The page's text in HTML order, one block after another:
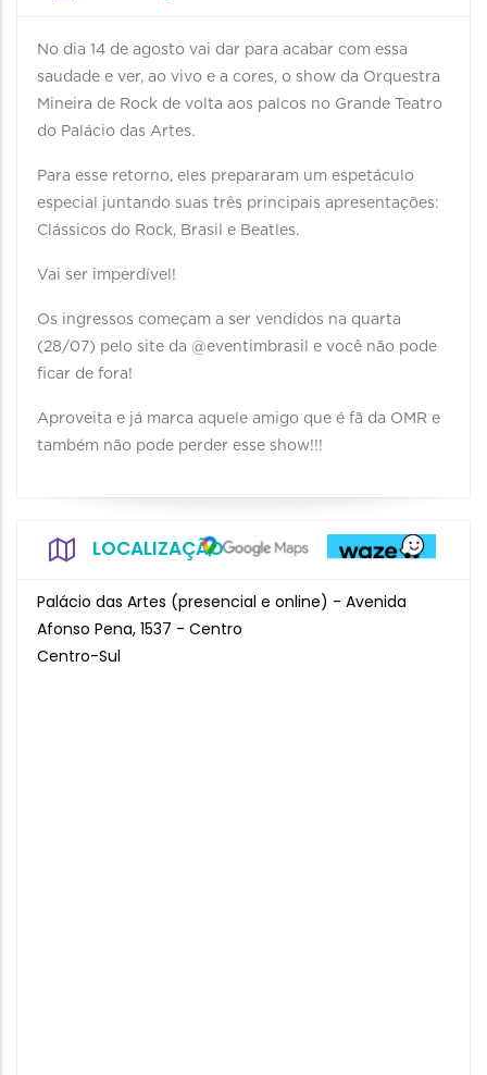
No dia 14 de agosto vai dar para acabar com essa
saudade e ver, ao vivo e a cores, o show da Orquestra
Mineira de Rock de volta aos palcos no Grande Teatro
do Palácio das Artes.
Para esse retorno, eles prepararam um espetáculo
especial juntando suas três principais apresentações:
Clássicos do Rock, Brasil e Beatles.
Vai ser imperdível!
Os ingressos começam a ser vendidos na quarta
(28/07) pelo site da @eventimbrasil e você não pode
ficar de fora!
Aproveita e já marca aquele amigo que é fã da OMR e
também não pode perder esse show!!!
LOCALIZAÇÃO
Palácio das Artes (presencial e online) - Avenida
Afonso Pena, 1537 - Centro
Centro-Sul